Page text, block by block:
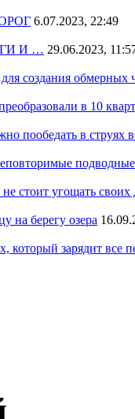
6.07.2023, 22:49
И … 29.06.2023,
создания обмерных
в 10
пообедать в струях
стоит угощать
на берегу озера
который зарядит все